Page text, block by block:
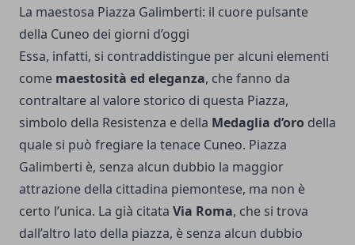
La maestosa Piazza Galimberti: il cuore pulsante
della Cuneo dei giorni d’oggi
Essa, infatti, si contraddistingue per alcuni elementi
come maestosità ed eleganza, che fanno da
contraltare al valore storico di questa Piazza,
simbolo della Resistenza e della Medaglia d’oro della
quale si può fregiare la tenace Cuneo. Piazza
Galimberti è, senza alcun dubbio la maggior
attrazione della cittadina piemontese, ma non è
certo l’unica. La già citata Via Roma, che si trova
dall’altro lato della piazza, è senza alcun dubbio